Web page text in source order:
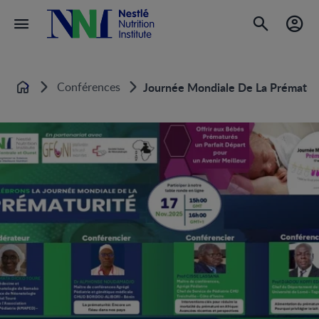
Home Conférences Journée Mondiale De La